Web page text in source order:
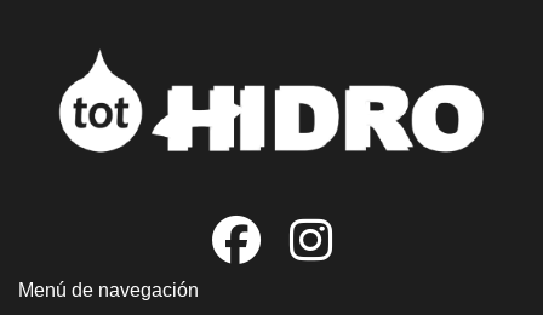
Menú de navegación